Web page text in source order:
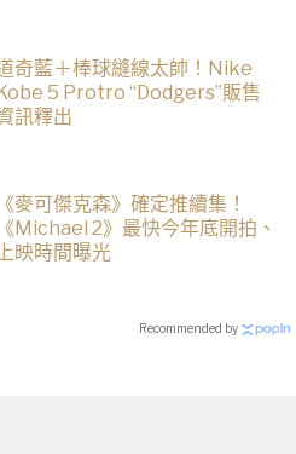
奇藍＋棒球縫線太帥！Nike
5 Protro “Dodgers”販售
訊釋出
《麥可傑克森》確定推續集！
《Michael 2》最快今年底開拍、
映時間曝光
Recommended by